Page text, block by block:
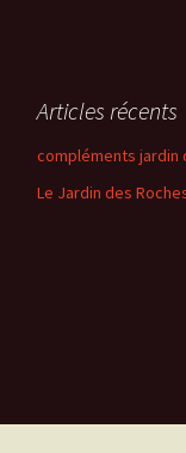
Articles récents
compléments jardin
Le Jardin des